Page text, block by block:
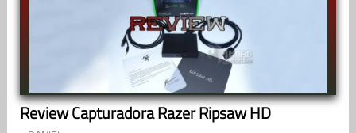
Review Capturadora Razer Ripsaw HD